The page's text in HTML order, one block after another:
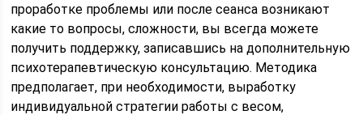
проработке проблемы или после сеанса возникают
какие то вопросы, сложности, вы всегда можете
получить поддержку, записавшись на дополнительную
психотерапевтическую консультацию. Методика
предполагает, при необходимости, выработку
индивидуальной стратегии работы с весом,